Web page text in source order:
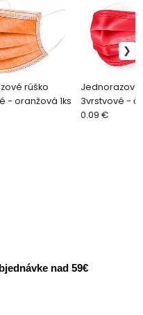
rúško
- oranžová 1ks
Jednorazové
3vrstvové -
0.09 €
nad 59€